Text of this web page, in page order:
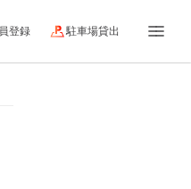
登録 駐車場貸出